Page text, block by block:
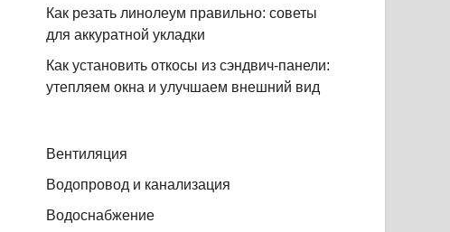
Как резать линолеум правильно: советы
для аккуратной укладки
Как установить откосы из сэндвич-панели:
утепляем окна и улучшаем внешний вид
Вентиляция
Водопровод и канализация
Водоснабжение